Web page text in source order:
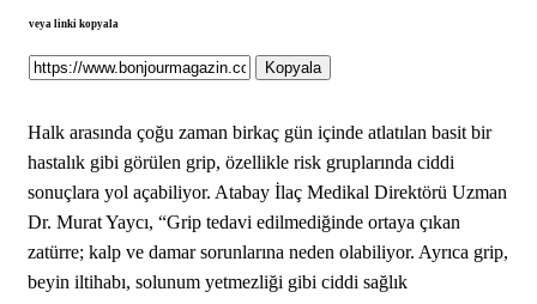
veya linki kopyala
Kopyala
Halk arasında çoğu zaman birkaç gün içinde atlatılan basit bir
hastalık gibi görülen grip, özellikle risk gruplarında ciddi
sonuçlara yol açabiliyor. Atabay İlaç Medikal Direktörü Uzman
Dr. Murat Yaycı, “Grip tedavi edilmediğinde ortaya çıkan
zatürre; kalp ve damar sorunlarına neden olabiliyor. Ayrıca grip,
beyin iltihabı, solunum yetmezliği gibi ciddi sağlık